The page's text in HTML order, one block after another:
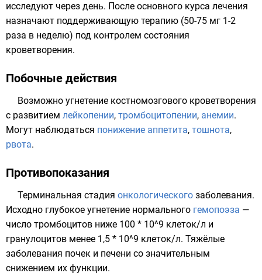
исследуют через день. После основного курса лечения
назначают поддерживающую терапию (50-75 мг 1-2
раза в неделю) под контролем состояния
кроветворения.
Побочные действия
Возможно угнетение костномозгового кроветворения
с развитием лейкопении, тромбоцитопении, анемии.
Могут наблюдаться понижение аппетита, тошнота,
рвота.
Противопоказания
Терминальная стадия онкологического заболевания.
Исходно глубокое угнетение нормального гемопоэза —
число тромбоцитов ниже 100 * 10^9 клеток/л и
гранулоцитов менее 1,5 * 10^9 клеток/л. Тяжёлые
заболевания почек и печени со значительным
снижением их функции.